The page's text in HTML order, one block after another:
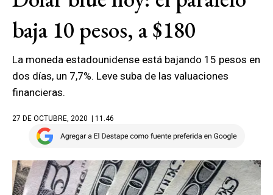
baja 10 pesos, a $180
La moneda estadounidense está bajando 15 pesos en
dos días, un 7,7%. Leve suba de las valuaciones
financieras.
27 DE OCTUBRE, 2020 | 11.46